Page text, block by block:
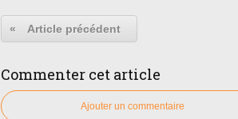
« Article précédent
Commenter cet article
Ajouter un commentaire